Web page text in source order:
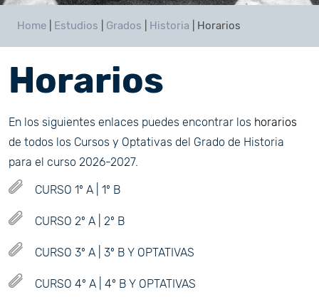
Home Estudios Grados Historia Horarios
Horarios
En los siguientes enlaces puedes encontrar los horarios
de todos los Cursos y Optativas del Grado de Historia
para el curso 2026-2027.
CURSO 1º A | 1º B
CURSO 2º A | 2º B
CURSO 3º A | 3º B Y OPTATIVAS
CURSO 4º A | 4º B Y OPTATIVAS